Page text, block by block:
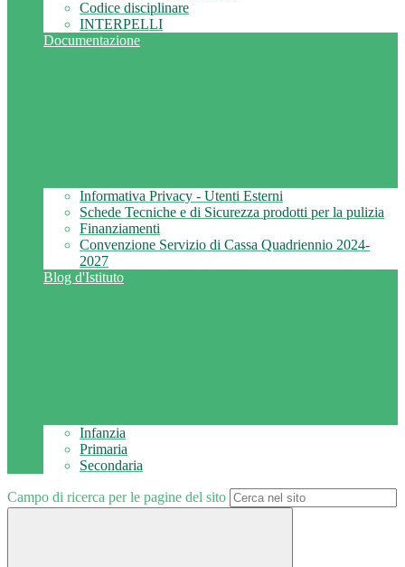
Codice disciplinare
INTERPELLI
Documentazione
Informativa Privacy - Utenti Esterni
Schede Tecniche e di Sicurezza prodotti per la pulizia
Finanziamenti
Convenzione Servizio di Cassa Quadriennio 2024-
2027
Blog d'Istituto
Infanzia
Primaria
Secondaria
Campo di ricerca per le pagine del sito